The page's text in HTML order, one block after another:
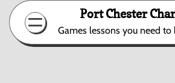
Skip
content
Port Chester
Games lessons you need